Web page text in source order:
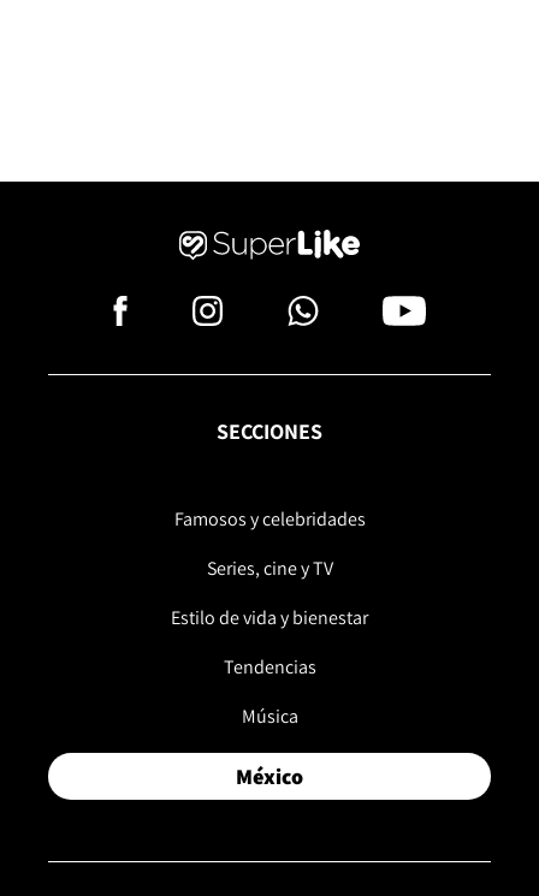
SECCIONES
Famosos y celebridades
Series, cine y TV
Estilo de vida y bienestar
Tendencias
Música
México